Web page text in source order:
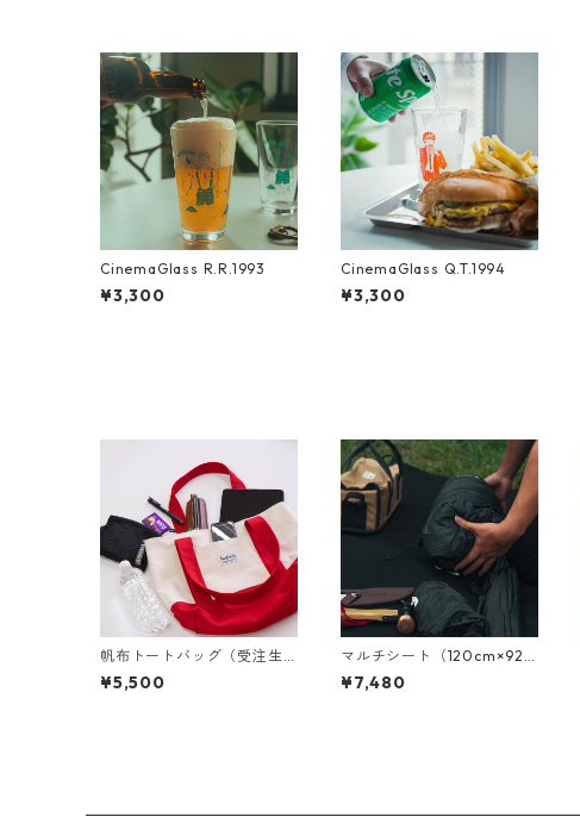
CinemaGlass R.R.1993
¥3,300
CinemaGlass Q.T.1994
¥3,300
帆布トートバッグ（受注生
産）
¥5,500
マルチシート（120cm×92c
m）
¥7,480